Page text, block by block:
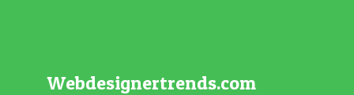
Webdesignertrends.com